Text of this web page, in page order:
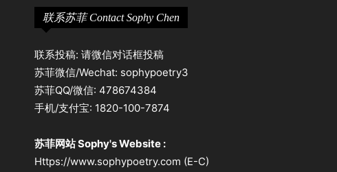
联系苏菲 Contact Sophy Chen
联系投稿: 请微信对话框投稿
苏菲微信/Wechat: sophypoetry3
苏菲QQ/微信: 478674384
手机/支付宝: 1820-100-7874
苏菲网站 Sophy's Website :
Https://www.sophypoetry.com (E-C)